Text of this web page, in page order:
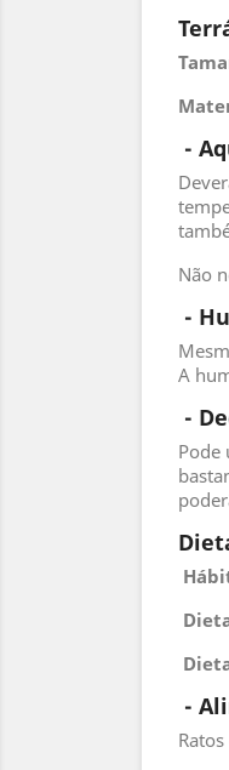
-
Não
-
A
-
Pode
-